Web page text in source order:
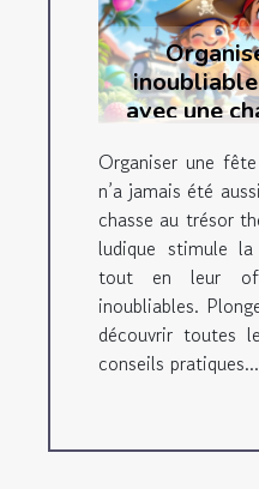
avec une
Organiser une
n’a jamais été
chasse au trésor
ludique stimule
tout en leur
inoubliables.
découvrir toutes
conseils pratiques...